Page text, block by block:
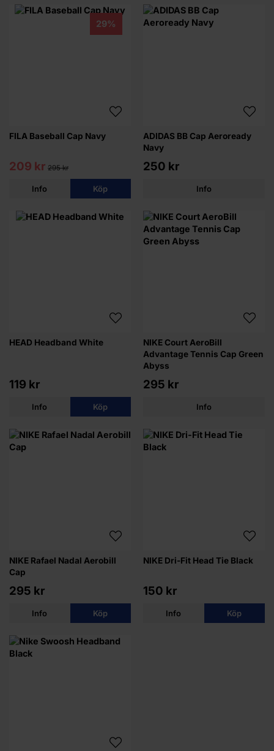
29%
FILA Baseball Cap Navy
209 kr 295 kr
Info Köp
ADIDAS BB Cap Aeroready
Navy
250 kr
Info
HEAD Headband White
119 kr
Info Köp
NIKE Court AeroBill
Advantage Tennis Cap Green
Abyss
295 kr
Info
NIKE Rafael Nadal Aerobill
Cap
295 kr
Info Köp
NIKE Dri-Fit Head Tie Black
150 kr
Info Köp